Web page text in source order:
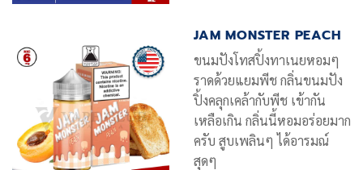
JAM MONSTER PEACH
ขนมปังโทสปิ้งทาเนยหอมๆ
ราดด้วยแยมพีช กลิ่นขนมปัง
ปิ้งคลุกเคล้ากับพีช เข้ากัน
เหลือเกิน กลิ่นนี้หอมอร่อยมาก
ครับ สูบเพลินๆ ได้อารมณ์
สุดๆ